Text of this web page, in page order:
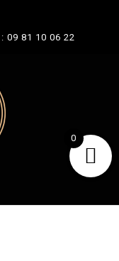
09 81 10 06 22
0